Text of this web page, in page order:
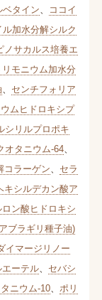
ベタイン
ココイ
ル加水分解シルク
ノサカルス培養エ
モニウム加水分
センチフォリア
ムヒドロキシプ
シリルプロポキ
オタニウム-64、
コラーゲン
セラ
キシルデカン酸ア
ロン酸ヒドロキシ
ブラギリ種子油)
イマージリノー
ーテル、 セバシ
ニウム-10、 ポリ